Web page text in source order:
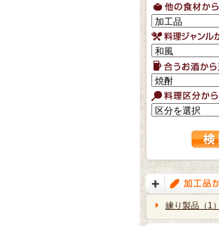
練り製品（1）